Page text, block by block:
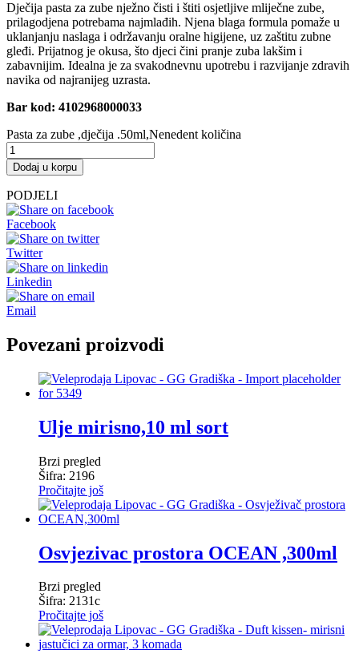
Dječija pasta za zube nježno čisti i štiti osjetljive mliječne zube,
prilagodjena potrebama najmlađih. Njena blaga formula pomaže u
uklanjanju naslaga i održavanju oralne higijene, uz zaštitu zubne
gleđi. Prijatnog je okusa, što djeci čini pranje zuba lakšim i
zabavnijim. Idealna je za svakodnevnu upotrebu i razvijanje zdravih
navika od najranijeg uzrasta.
Bar kod: 4102968000033
Pasta za zube ,dječija .50ml,Nenedent količina
Dodaj u korpu
PODJELI
Facebook
Twitter
Linkedin
Email
Povezani proizvodi
Ulje mirisno,10 ml sort
Brzi pregled
Šifra: 2196
Pročitajte još
Osvjezivac prostora OCEAN ,300ml
Brzi pregled
Šifra: 2131c
Pročitajte još